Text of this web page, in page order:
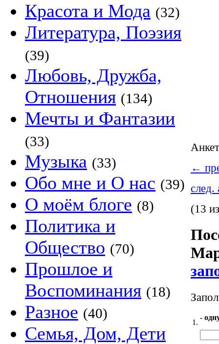
Красота и Мода (32)
Литература, Поэзия
(39)
Любовь, Дружба,
Отношения (134)
Мечты и Фантазии
(33)
Музыка (33)
Обо мне и О нас (39)
О моём блоге (8)
Политика и
Общество (70)
Прошлое и
Воспоминания (18)
Разное (40)
Семья, Дом, Дети
←
след.
(13
1.
-